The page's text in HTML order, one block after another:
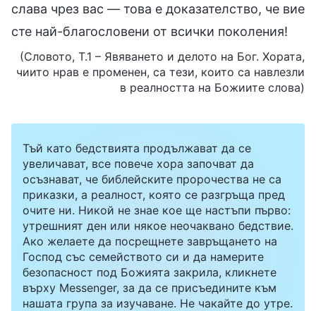
слава чрез вас — това е доказателство, че вие
сте най-благословени от всички поколения!
(Словото, Т.1 – Явяването и делото на Бог. Хората,
чиито нрав е променен, са тези, които са навлезли
в реалността на Божиите слова)
Тъй като бедствията продължават да се
увеличават, все повече хора започват да
осъзнават, че библейските пророчества не са
приказки, а реалност, която се разгръща пред
очите ни. Никой не знае кое ще настъпи първо:
утрешният ден или някое неочаквано бедствие.
Ако желаете да посрещнете завръщането на
Господ със семейството си и да намерите
безопасност под Божията закрила, кликнете
върху Messenger, за да се присъедините към
нашата група за изучаване. Не чакайте до утре.